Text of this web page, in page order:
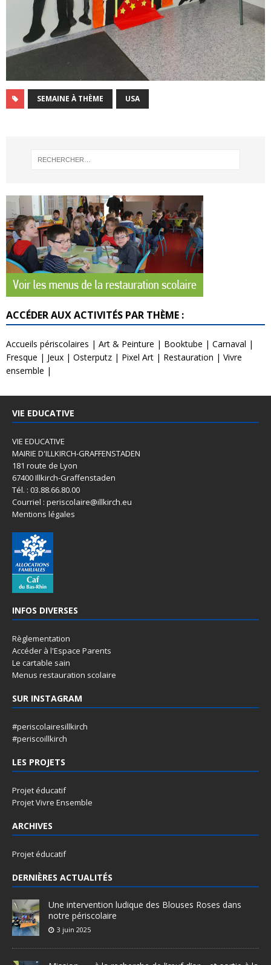
SEMAINE À THÈME USA
ACCÉDER AUX ACTIVITÉS PAR THÈME :
Accueils périscolaires | Art & Peinture | Booktube | Carnaval |
Fresque | Jeux | Osterputz | Pixel Art | Restauration | Vivre
ensemble |
VIE EDUCATIVE
VIE EDUCATIVE
MAIRIE D'ILLKIRCH-GRAFFENSTADEN
181 route de Lyon
67400 Illkirch-Graffenstaden
Tél. : 03.88.66.80.00
Courriel : periscolaire@illkirch.eu
Mentions légales
INFOS DIVERSES
Règlementation
Accéder à l'Espace Parents
Le cartable sain
Menus restauration scolaire
SUR INSTAGRAM
#periscolairesillkirch
#periscoillkirch
LES PROJETS
Projet éducatif
Projet Vivre Ensemble
ARCHIVES
Projet éducatif
DERNIÈRES ACTUALITÉS
Une intervention ludique des Blouses Roses dans
notre périscolaire
3 juin 2025